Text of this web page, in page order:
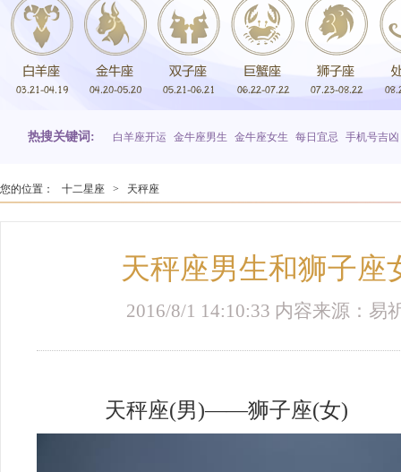
热搜关键词: 白羊座开运 金牛座男生 金牛座女生 每日宜忌 手机号吉凶
您的位置： 十二星座 > 天秤座
天秤座男生和狮子座
2016/8/1 14:10:33 内容来源：易
天秤座(男)——狮子座(女)